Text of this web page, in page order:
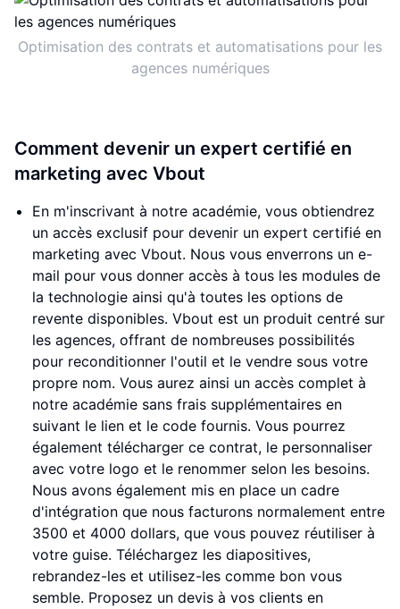
Optimisation des contrats et automatisations pour les
agences numériques
Comment devenir un expert certifié en
marketing avec Vbout
En m'inscrivant à notre académie, vous obtiendrez
un accès exclusif pour devenir un expert certifié en
marketing avec Vbout. Nous vous enverrons un e-
mail pour vous donner accès à tous les modules de
la technologie ainsi qu'à toutes les options de
revente disponibles. Vbout est un produit centré sur
les agences, offrant de nombreuses possibilités
pour reconditionner l'outil et le vendre sous votre
propre nom. Vous aurez ainsi un accès complet à
notre académie sans frais supplémentaires en
suivant le lien et le code fournis. Vous pourrez
également télécharger ce contrat, le personnaliser
avec votre logo et le renommer selon les besoins.
Nous avons également mis en place un cadre
d'intégration que nous facturons normalement entre
3500 et 4000 dollars, que vous pouvez réutiliser à
votre guise. Téléchargez les diapositives,
rebrandez-les et utilisez-les comme bon vous
semble. Proposez un devis à vos clients en